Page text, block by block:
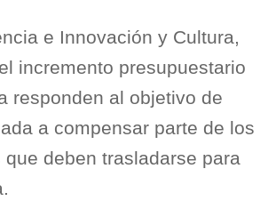
e Innovación y Cultura,
incremento presupuestario
responden al objetivo de
a compensar parte de los
deben trasladarse para